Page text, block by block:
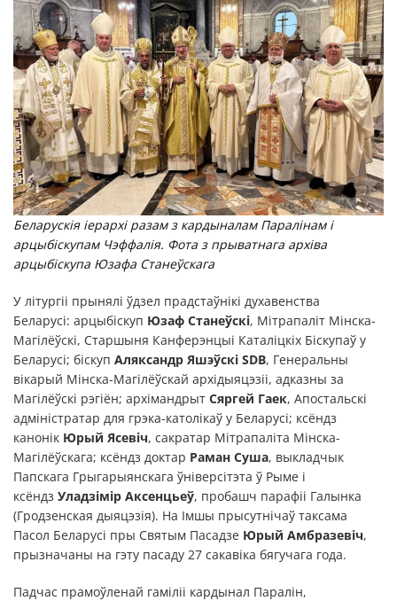
Беларускія іерархі разам з кардыналам Паралінам і
арцыбіскупам Чэффалія. Фота з прыватнага архіва
арцыбіскупа Юзафа Станеўскага
У літургіі прынялі ўдзел прадстаўнікі духавенства
Беларусі: арцыбіскуп Юзаф Станеўскі, Мітрапаліт Мінска-
Магілёўскі, Старшыня Канферэнцыі Каталіцкіх Біскупаў у
Беларусі; біскуп Аляксандр Яшэўскі SDB, Генеральны
вікарый Мінска-Магілёўскай архідыяцэзіі, адказны за
Магілёўскі рэгіён; архімандрыт Сяргей Гаек, Апостальскі
адміністратар для грэка-католікаў у Беларусі; ксёндз
канонік Юрый Ясевіч, сакратар Мітрапаліта Мінска-
Магілёўскага; ксёндз доктар Раман Суша, выкладчык
Папскага Грыгарыянскага ўніверсітэта ў Рыме і
ксёндз Уладзімір Аксенцьеў, пробашч парафіі Галынка
(Гродзенская дыяцэзія). На Імшы прысутнічаў таксама
Пасол Беларусі пры Святым Пасадзе Юрый Амбразевіч,
прызначаны на гэту пасаду 27 сакавіка бягучага года.
Падчас прамоўленай гаміліі кардынал Паралін,